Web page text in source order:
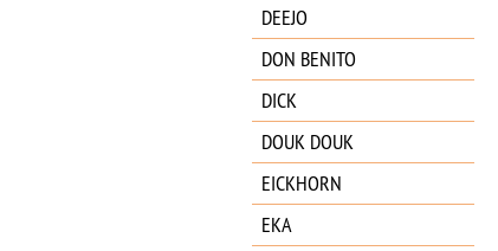
DEEJO
DON BENITO
DICK
DOUK DOUK
EICKHORN
EKA